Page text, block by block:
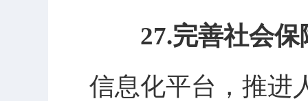
27.完善社会
信息化平台，推进